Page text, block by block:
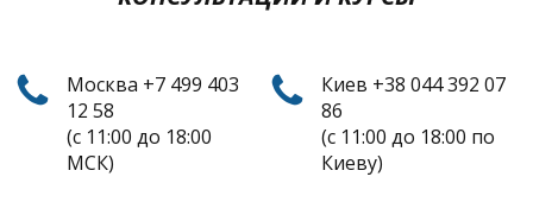
Москва +7 499 403
12 58
(с 11:00 до 18:00
МСК)
Киев +38 044 392 07
86
(с 11:00 до 18:00 по
Киеву)